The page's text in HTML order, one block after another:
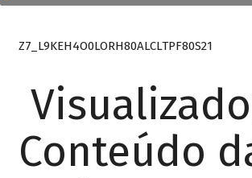
Z7_L9KEH4O0LORH80ALCLTPF80S21
Conteúdo